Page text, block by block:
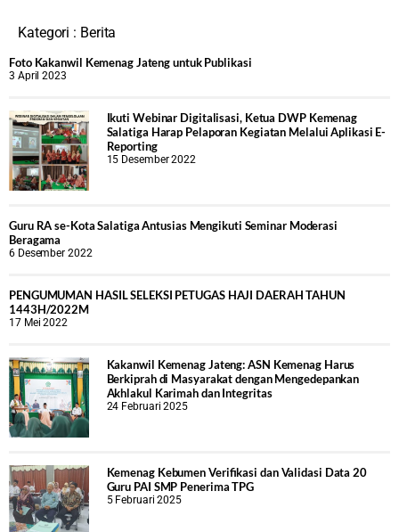
Kategori : Berita
Foto Kakanwil Kemenag Jateng untuk Publikasi
3 April 2023
Ikuti Webinar Digitalisasi, Ketua DWP Kemenag
Salatiga Harap Pelaporan Kegiatan Melalui Aplikasi E-
Reporting
15 Desember 2022
Guru RA se-Kota Salatiga Antusias Mengikuti Seminar Moderasi
Beragama
6 Desember 2022
PENGUMUMAN HASIL SELEKSI PETUGAS HAJI DAERAH TAHUN
1443H/2022M
17 Mei 2022
Kakanwil Kemenag Jateng: ASN Kemenag Harus
Berkiprah di Masyarakat dengan Mengedepankan
Akhlakul Karimah dan Integritas
24 Februari 2025
Kemenag Kebumen Verifikasi dan Validasi Data 20
Guru PAI SMP Penerima TPG
5 Februari 2025